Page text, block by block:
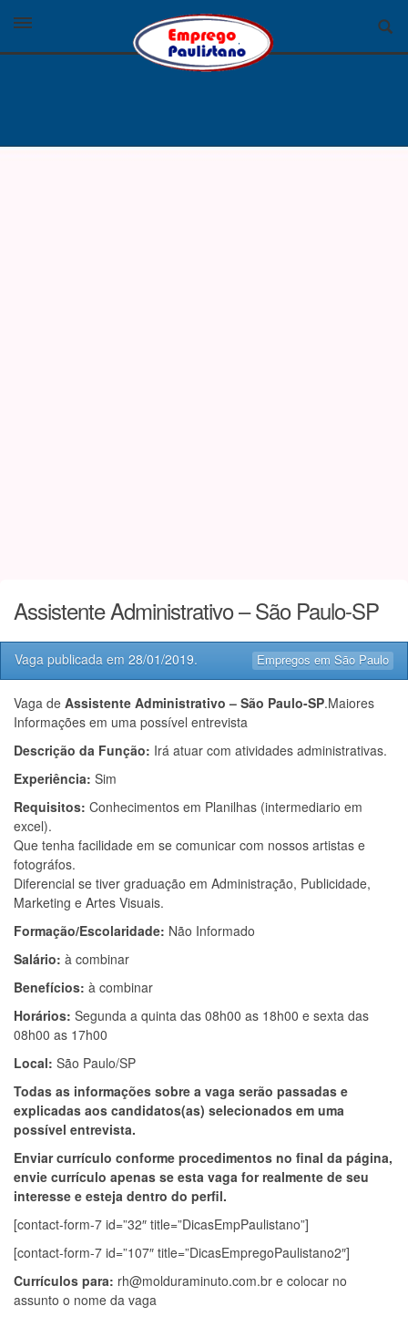
Assistente Administrativo – São Paulo-SP
Empregos em São Paulo
Vaga publicada em 28/01/2019.
Vaga de Assistente Administrativo – São Paulo-SP.Maiores
Informações em uma possível entrevista
Descrição da Função: Irá atuar com atividades administrativas.
Experiência: Sim
Requisitos: Conhecimentos em Planilhas (intermediario em
excel).
Que tenha facilidade em se comunicar com nossos artistas e
fotográfos.
Diferencial se tiver graduação em Administração, Publicidade,
Marketing e Artes Visuais.
Formação/Escolaridade: Não Informado
Salário: à combinar
Benefícios: à combinar
Horários: Segunda a quinta das 08h00 as 18h00 e sexta das
08h00 as 17h00
Local: São Paulo/SP
Todas as informações sobre a vaga serão passadas e
explicadas aos candidatos(as) selecionados em uma
possível entrevista.
Enviar currículo conforme procedimentos no final da página,
envie currículo apenas se esta vaga for realmente de seu
interesse e esteja dentro do perfil.
[contact-form-7 id=”32″ title=”DicasEmpPaulistano”]
[contact-form-7 id=”107″ title=”DicasEmpregoPaulistano2″]
Currículos para: rh@molduraminuto.com.br e colocar no
assunto o nome da vaga